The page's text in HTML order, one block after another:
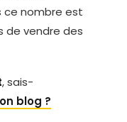
ce nombre est
de vendre des
, sais-
blog ?